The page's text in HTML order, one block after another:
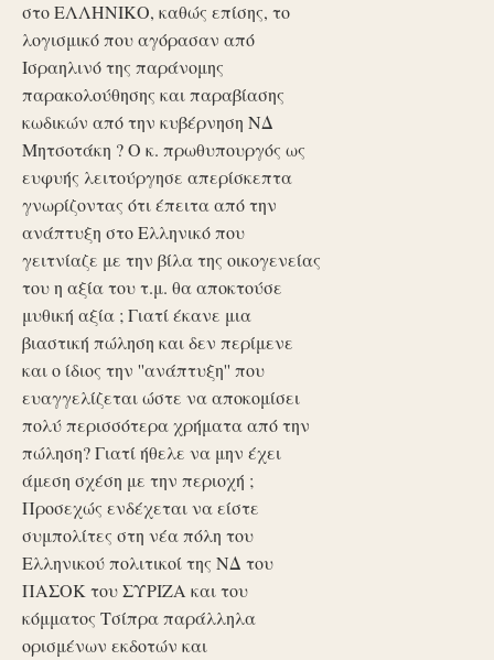
στο ΕΛΛΗΝΙΚΟ, καθώς επίσης, το
λογισμικό που αγόρασαν από
Ισραηλινό της παράνομης
παρακολούθησης και παραβίασης
κωδικών από την κυβέρνηση ΝΔ
Μητσοτάκη ? Ο κ. πρωθυπουργός ως
ευφυής λειτούργησε απερίσκεπτα
γνωρίζοντας ότι έπειτα από την
ανάπτυξη στο Ελληνικό που
γειτνίαζε με την βίλα της οικογενείας
του η αξία του τ.μ. θα αποκτούσε
μυθική αξία ; Γιατί έκανε μια
βιαστική πώληση και δεν περίμενε
και ο ίδιος την ''ανάπτυξη'' που
ευαγγελίζεται ώστε να αποκομίσει
πολύ περισσότερα χρήματα από την
πώληση? Γιατί ήθελε να μην έχει
άμεση σχέση με την περιοχή ;
Προσεχώς ενδέχεται να είστε
συμπολίτες στη νέα πόλη του
Ελληνικού πολιτικοί της ΝΔ του
ΠΑΣΟΚ του ΣΥΡΙΖΑ και του
κόμματος Τσίπρα παράλληλα
ορισμένων εκδοτών και